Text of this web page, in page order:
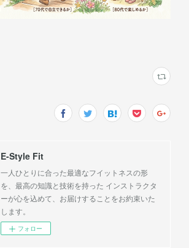
E-Style Fit
一人ひとりに合った最適なフイットネスの形
を、最高の知識と技術を持った インストラクタ
ーが心を込めて、お届けすることをお約束いた
します。
フォロー